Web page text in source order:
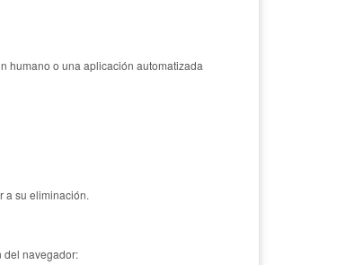
humano o una aplicación automatizada
a su eliminación.
del navegador: